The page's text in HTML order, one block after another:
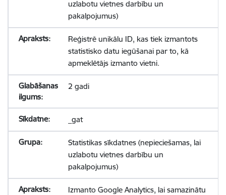
uzlabotu vietnes darbību un
pakalpojumus)
Reģistrē unikālu ID, kas tiek izmantots
statistisko datu iegūšanai par to, kā
apmeklētājs izmanto vietni.
2 gadi
_gat
Statistikas sīkdatnes (nepieciešamas, lai
uzlabotu vietnes darbību un
pakalpojumus)
Izmanto Google Analytics, lai samazinātu